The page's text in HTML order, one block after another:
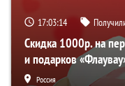
17:03:12
Скидка 1000р. на
и подарков
Россия